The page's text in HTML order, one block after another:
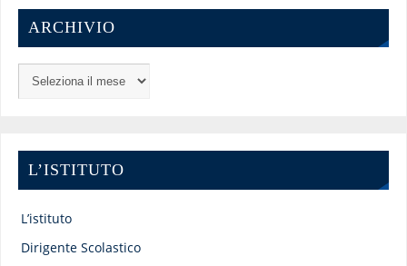
ARCHIVIO
L’ISTITUTO
L’istituto
Dirigente Scolastico